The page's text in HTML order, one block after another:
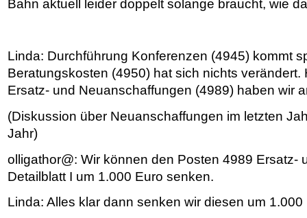
Bahn aktuell leider doppelt solange braucht, wie
Linda: Durchführung Konferenzen (4945) kommt
Beratungskosten (4950) hat sich nichts verändert.
Ersatz- und Neuanschaffungen (4989) haben wir
(Diskussion über Neuanschaffungen im letzten
Jahr)
olligathor@: Wir können den Posten 4989 Ersatz-
Detailblatt I um 1.000 Euro senken.
Linda: Alles klar dann senken wir diesen um